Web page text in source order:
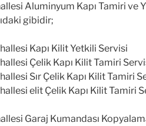
Aluminyum Kapı Tamiri ve
gibidir;
Kapı Kilit Yetkili Servisi
Çelik Kapı Kilit Tamiri
Sır Çelik Kapı Kilit Tamiri
elit Çelik Kapı Kilit Tamiri
Garaj Kumandası